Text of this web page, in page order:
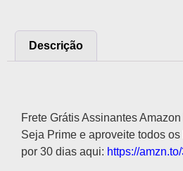
Descrição
Frete Grátis Assinantes
Seja Prime e aproveite todos
por 30 dias aqui: https://